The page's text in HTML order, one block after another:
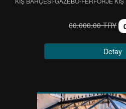
60.000,00 TRY
Detay